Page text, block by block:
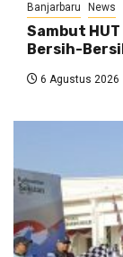
Banjarbaru News
Sambut
Bersih-
6 Agustus 2026